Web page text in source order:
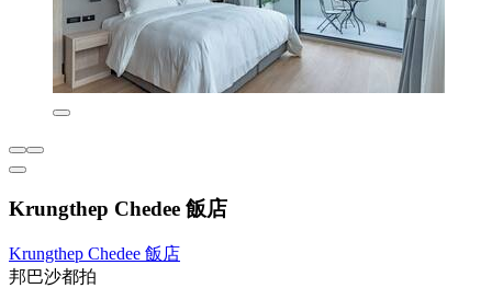
Krungthep Chedee 飯店
Krungthep Chedee 飯店
邦巴沙都拍